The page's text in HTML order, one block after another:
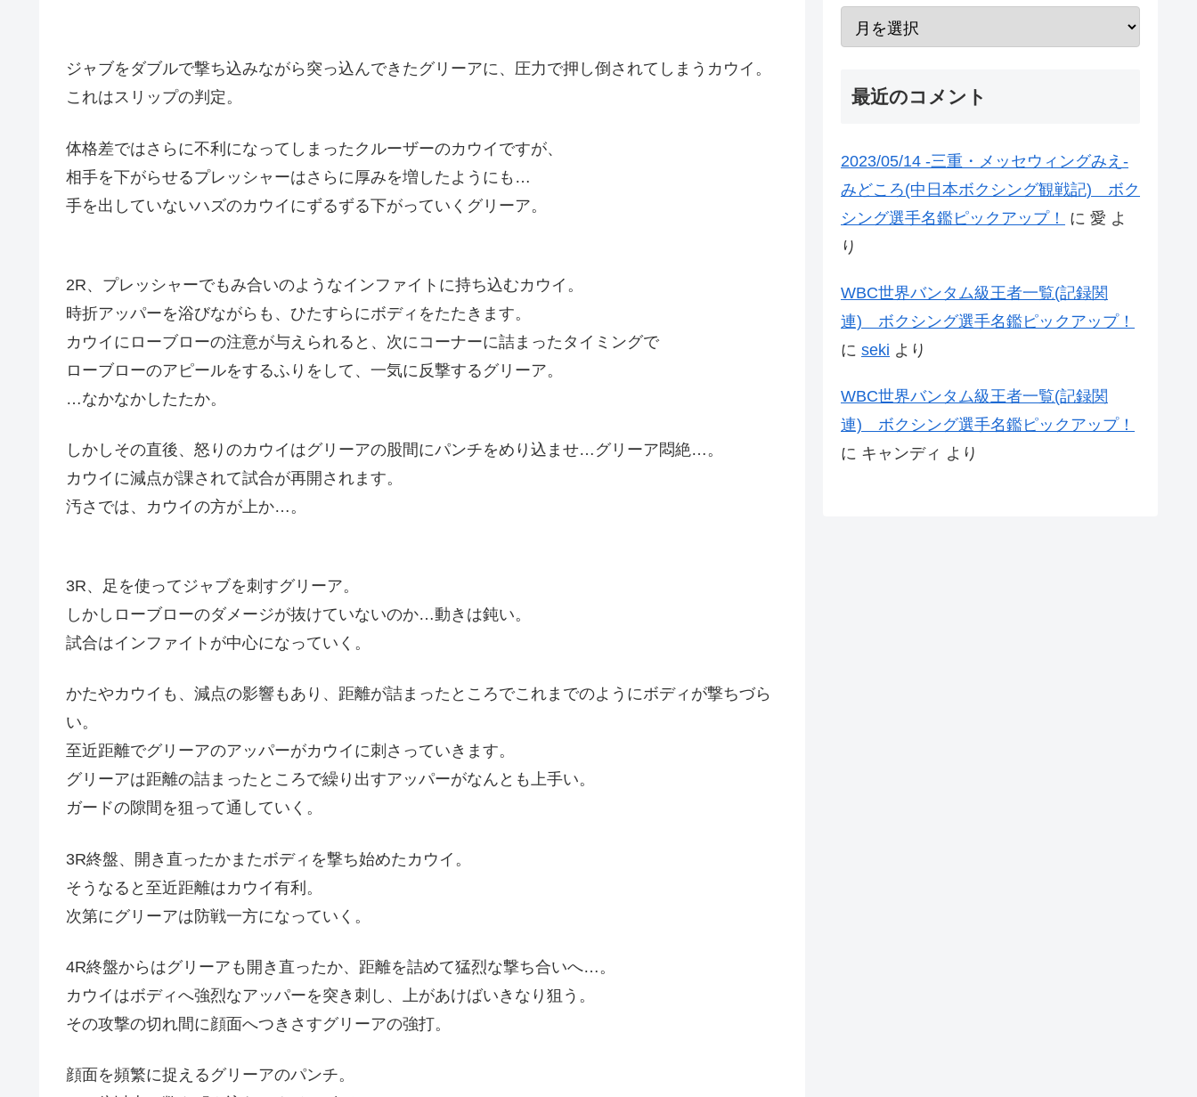
ジャブをダブルで撃ち込みながら突っ込んできたグリーアに、圧力で押し倒されてしまうカウイ。
これはスリップの判定。
体格差ではさらに不利になってしまったクルーザーのカウイですが、
相手を下がらせるプレッシャーはさらに厚みを増したようにも…
手を出していないハズのカウイにずるずる下がっていくグリーア。
2R、プレッシャーでもみ合いのようなインファイトに持ち込むカウイ。
時折アッパーを浴びながらも、ひたすらにボディをたたきます。
カウイにローブローの注意が与えられると、次にコーナーに詰まったタイミングで
ローブローのアピールをするふりをして、一気に反撃するグリーア。
…なかなかしたたか。
しかしその直後、怒りのカウイはグリーアの股間にパンチをめり込ませ…グリーア悶絶…。
カウイに減点が課されて試合が再開されます。
汚さでは、カウイの方が上か…。
3R、足を使ってジャブを刺すグリーア。
しかしローブローのダメージが抜けていないのか…動きは鈍い。
試合はインファイトが中心になっていく。
かたやカウイも、減点の影響もあり、距離が詰まったところでこれまでのようにボディが撃ちづら
い。
至近距離でグリーアのアッパーがカウイに刺さっていきます。
グリーアは距離の詰まったところで繰り出すアッパーがなんとも上手い。
ガードの隙間を狙って通していく。
3R終盤、開き直ったかまたボディを撃ち始めたカウイ。
そうなると至近距離はカウイ有利。
次第にグリーアは防戦一方になっていく。
4R終盤からはグリーアも開き直ったか、距離を詰めて猛烈な撃ち合いへ…。
カウイはボディへ強烈なアッパーを突き刺し、上があけばいきなり狙う。
その攻撃の切れ間に顔面へつきさすグリーアの強打。
顔面を頻繁に捉えるグリーアのパンチ。
最近のコメント
2023/05/14 -三重・メッセウィングみえ-
みどころ(中日本ボクシング観戦記) ボク
シング選手名鑑ピックアップ！
に 愛 よ
り
WBC世界バンタム級王者一覧(記録関
連) ボクシング選手名鑑ピックアップ！
に seki より
WBC世界バンタム級王者一覧(記録関
連) ボクシング選手名鑑ピックアップ！
に キャンディ より